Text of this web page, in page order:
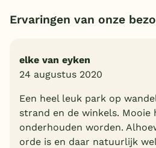
Ervaringen van onze
elke van eyken
24 augustus 2020
Een heel leuk park op
strand en de winkels. Mooie
onderhouden worden.
orde is en daar natuurlijk